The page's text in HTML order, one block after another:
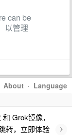
can be
以管理
About · Language
Grok镜像，
转，立即体验
›